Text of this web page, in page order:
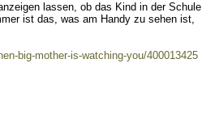
lassen, ob das Kind in der Schule
ist das, was am Handy zu sehen ist,
big-mother-is-watching-you/400013425